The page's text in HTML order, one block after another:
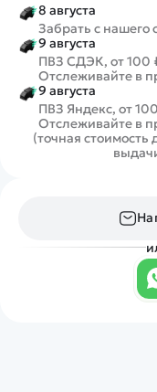
8 августа
Забрать с нашего
9 августа
ПВЗ СДЭК, от 100
Отслеживайте в
9 августа
ПВЗ Яндекс, от
Отслеживайте в
(точная